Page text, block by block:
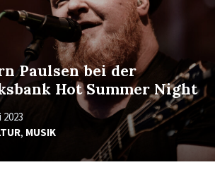
Paulsen bei der
Hot Summer Night
2023
, MUSIK